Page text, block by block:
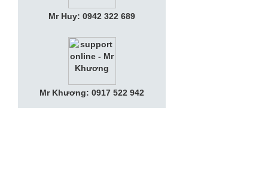
Mr Huy: 0942 322 689
Mr Khương: 0917 522 942